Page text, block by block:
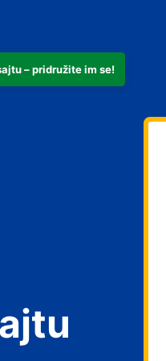
– pridružite im se!